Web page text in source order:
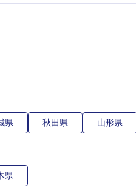
県 秋田県 山形県
県